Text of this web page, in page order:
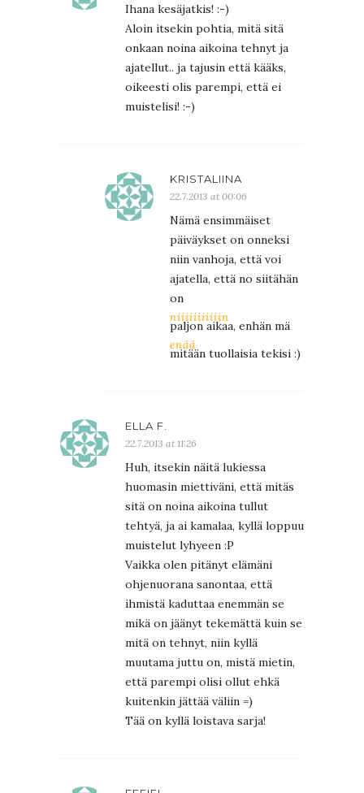
Ihana kesäjatkis! :-)
Aloin itsekin pohtia, mitä sitä
onkaan noina aikoina tehnyt ja
ajatellut.. ja tajusin että kääks,
oikeesti olis parempi, että ei
muistelisi! :-)
KRISTALIINA
22.7.2013 at 00:06
Nämä ensimmäiset
päiväykset on onneksi
niin vanhoja, että voi
ajatella, että no siitähän
on
niiiiiiiiiiin
paljon aikaa, enhän mä
enää
mitään tuollaisia tekisi :)
ELLA F.
22.7.2013 at 11:26
Huh, itsekin näitä lukiessa
huomasin miettiväni, että mitäs
sitä on noina aikoina tullut
tehtyä, ja ai kamalaa, kyllä loppuu
muistelut lyhyeen :P
Vaikka olen pitänyt elämäni
ohjenuorana sanontaa, että
ihmistä kaduttaa enemmän se
mikä on jäänyt tekemättä kuin se
mitä on tehnyt, niin kyllä
muutama juttu on, mistä mietin,
että parempi olisi ollut ehkä
kuitenkin jättää väliin =)
Tää on kyllä loistava sarja!